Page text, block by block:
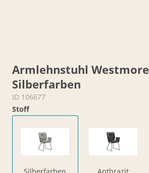
Armlehnstuhl
Silberfarben
ID 106677
Stoff